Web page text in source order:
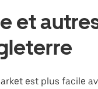
et
est plus facile